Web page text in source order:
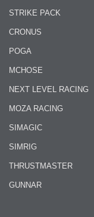
STRIKE PACK
CRONUS
POGA
MCHOSE
NEXT LEVEL RACING
MOZA RACING
SIMAGIC
SIMRIG
THRUSTMASTER
GUNNAR